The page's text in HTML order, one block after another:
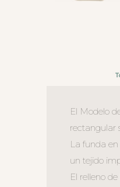
El Modelo
rectangular
La funda
un tejido
El relleno